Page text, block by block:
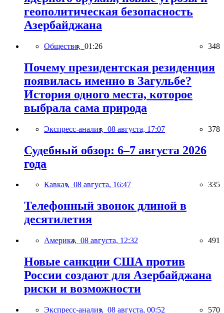
геополитическая безопасность
Азербайджана
Общество, 01:26 348
Почему президентская резиденция
появилась именно в Загульбе?
История одного места, которое
выбрала сама природа
Экспресс-анализ, 08 августа, 17:07 378
Судебный обзор: 6–7 августа 2026
года
Кавказ, 08 августа, 16:47 335
Телефонный звонок длиной в
десятилетия
Америка, 08 августа, 12:32 491
Новые санкции США против
России создают для Азербайджана
риски и возможности
Экспресс-анализ, 08 августа, 00:52 570